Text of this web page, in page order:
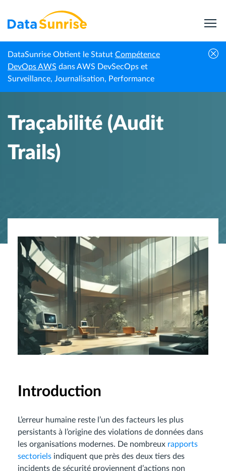
DataSunrise Obtient le Statut Compétence
DevOps AWS dans AWS DevSecOps et
Surveillance, Journalisation, Performance
Accueil Centre de connaissances Traçabilité (Audit Trails)
Traçabilité (Audit
Trails)
Introduction
L’erreur humaine reste l’un des facteurs les plus
persistants à l’origine des violations de données dans
les organisations modernes. De nombreux rapports
sectoriels indiquent que près des deux tiers des
incidents de sécurité proviennent d’actions non